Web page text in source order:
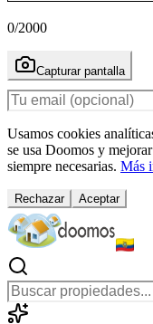
0/2000
Capturar pantalla
Usamos cookies
se usa Doomos y
siempre necesarias. Más
Rechazar Aceptar